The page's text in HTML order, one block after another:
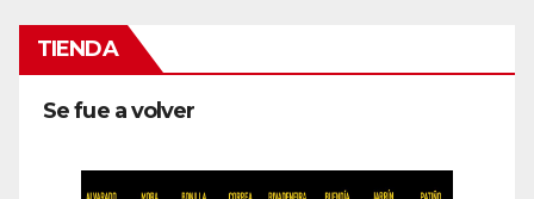
TIENDA
Se fue a volver